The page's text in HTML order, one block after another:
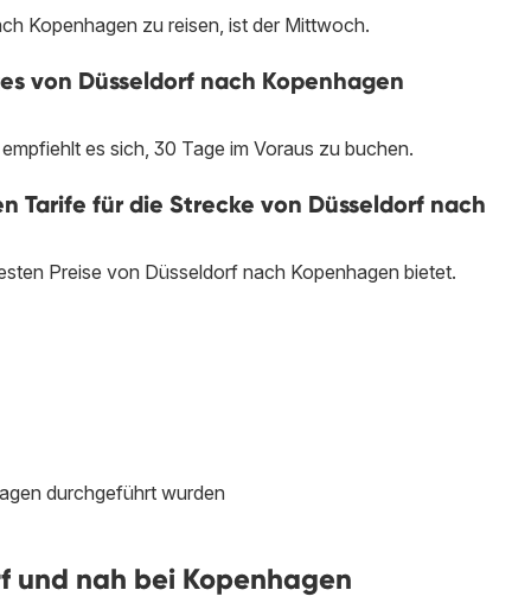
Kopenhagen zu reisen, ist der Mittwoch.
von Düsseldorf nach Kopenhagen
es sich, 30 Tage im Voraus zu buchen.
Tarife für die Strecke von Düsseldorf nach
Preise von Düsseldorf nach Kopenhagen bietet.
durchgeführt wurden
und nah bei Kopenhagen